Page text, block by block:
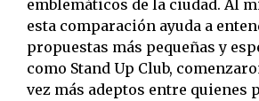
emblemáticos de la ciudad. Al
esta comparación ayuda a
propuestas más pequeñas y
como Stand Up Club,
vez más adeptos entre quienes